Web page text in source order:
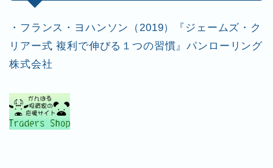
・フランス・ヨハンソン（2019）『ジェームズ・ク
リアー式 複利で伸びる１つの習慣』パンローリング
株式会社